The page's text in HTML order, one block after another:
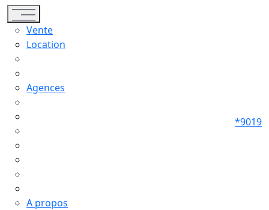
Toggle navigation
Vente
Location
Agences
A propos
*9019